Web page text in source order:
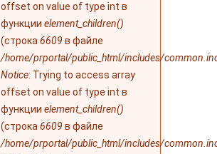
offset on value of type int в
функции element_children()
(строка 6609 в файле
/home/prportal/public_html/includes/
Notice: Trying to access array
offset on value of type int в
функции element_children()
(строка 6609 в файле
/home/prportal/public_html/includes/